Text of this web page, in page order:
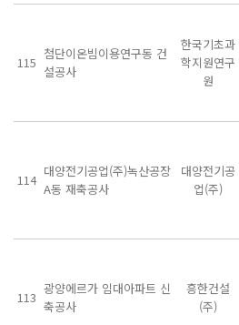
115
첨단이온빔이용연구동 건
설공사
한국기초과
학지원연구
원
114
대양전기공업(주)녹산공장
A동 재축공사
대양전기공
업(주)
113
광양에르가 임대아파트 신
축공사
흥한건설
(주)